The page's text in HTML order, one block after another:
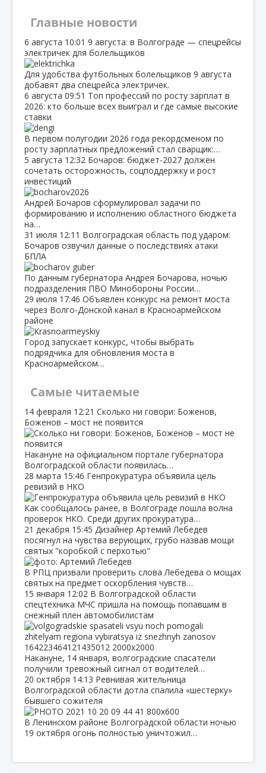
Главные новости
6 августа 10:01 9 августа: в Волгограде — спецрейсы
электричек для болельщиков
Для удобства футбольных болельщиков 9 августа
добавят два спецрейса электричек.
6 августа 09:51 Топ профессий по росту зарплат в
2026: кто больше всех выиграл и где самые высокие
ставки
В первом полугодии 2026 года рекордсменом по
росту зарплатных предложений стал сварщик:…
5 августа 12:32 Бочаров: бюджет‑2027 должен
сочетать осторожность, соцподдержку и рост
инвестиций
Андрей Бочаров сформулировал задачи по
формированию и исполнению областного бюджета
на…
31 июля 12:11 Волгоградская область под ударом:
Бочаров озвучил данные о последствиях атаки
БПЛА
По данным губернатора Андрея Бочарова, ночью
подразделения ПВО Минобороны России…
29 июля 17:46 Объявлен конкурс на ремонт моста
через Волго‑Донской канал в Красноармейском
районе
Город запускает конкурс, чтобы выбрать
подрядчика для обновления моста в
Красноармейском…
Самые читаемые
14 февраля 12:21 Сколько ни говори: Боженов,
Боженов – мост не появится
Накануне на официальном портале губернатора
Волгоградской области появилась…
28 марта 15:46 Генпрокуратура объявила цель
ревизий в НКО
Как сообщалось ранее, в Волгограде пошла волна
проверок НКО. Среди других прокуратура…
21 декабря 15:45 Дизайнер Артемий Лебедев
посягнул на чувства верующих, грубо назвав мощи
святых "коробкой с перхотью"
В РПЦ призвали проверить слова Лебедева о мощах
святых на предмет оскорбления чувств…
15 января 12:02 В Волгоградской области
спецтехника МЧС пришла на помощь попавшим в
снежный плен автомобилистам
Накануне, 14 января, волгоградские спасатели
получили тревожный сигнал от водителей…
20 октября 14:13 Ревнивая жительница
Волгоградской области дотла спалила «шестерку»
бывшего сожителя
В Ленинском районе Волгоградской области ночью
19 октября огонь полностью уничтожил…